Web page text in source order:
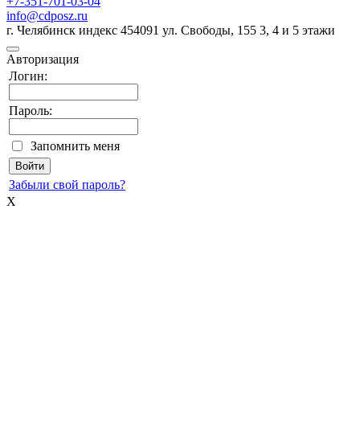
info@cdposz.ru
г. Челябинск индекс 454091 ул. Свободы, 155 3, 4 и 5 этажи
Авторизация
Логин:
Пароль:
Запомнить меня
Забыли свой пароль?
X